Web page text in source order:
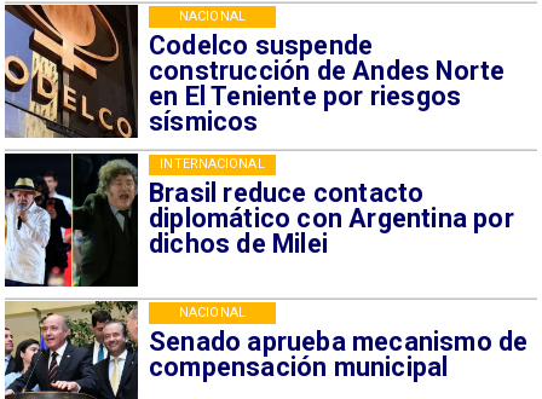
Codelco suspende
construcción de Andes Norte
en El Teniente por riesgos
sísmicos
NACIONAL
Brasil reduce contacto
diplomático con Argentina por
dichos de Milei
INTERNACIONAL
Senado aprueba mecanismo de
compensación municipal
NACIONAL